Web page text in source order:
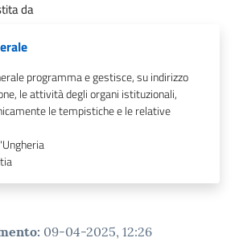
da
programma e gestisce, su indirizzo
le attività degli organi istituzionali,
le tempistiche e le relative
: 09-04-2025, 12:26